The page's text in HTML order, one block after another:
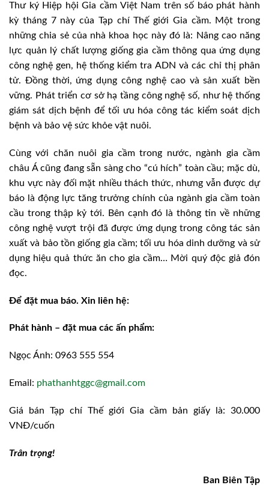
Thư ký Hiệp hội Gia cầm Việt Nam trên số báo phát hành
kỳ tháng 7 này của Tạp chí Thế giới Gia cầm. Một trong
những chia sẻ của nhà khoa học này đó là: Nâng cao năng
lực quản lý chất lượng giống gia cầm thông qua ứng dụng
công nghệ gen, hệ thống kiểm tra ADN và các chỉ thị phân
tử. Đồng thời, ứng dụng công nghệ cao và sản xuất bền
vững. Phát triển cơ sở hạ tầng công nghệ số, như hệ thống
giám sát dịch bệnh để tối ưu hóa công tác kiểm soát dịch
bệnh và bảo vệ sức khỏe vật nuôi.
Cùng với chăn nuôi gia cầm trong nước, ngành gia cầm
châu Á cũng đang sẵn sàng cho “cú hích” toàn cầu; mặc dù,
khu vực này đối mặt nhiều thách thức, nhưng vẫn được dự
báo là động lực tăng trưởng chính của ngành gia cầm toàn
cầu trong thập kỷ tới. Bên cạnh đó là thông tin về những
công nghệ vượt trội đã được ứng dụng trong công tác sản
xuất và bảo tồn giống gia cầm; tối ưu hóa dinh dưỡng và sử
dụng hiệu quả thức ăn cho gia cầm… Mời quý độc giả đón
đọc.
Để đặt mua báo. Xin liên hệ:
Phát hành – đặt mua các ấn phẩm:
Ngọc Ánh: 0963 555 554
Email: phathanhtggc@gmail.com
Giá bán Tạp chí Thế giới Gia cầm bản giấy là: 30.000
VNĐ/cuốn
Trân trọng!
Ban Biên Tập